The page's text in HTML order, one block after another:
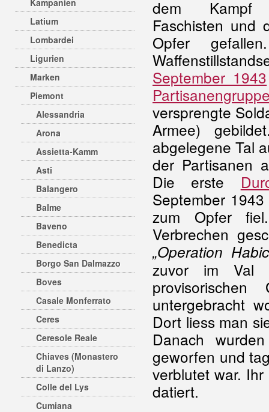
Kampanien
Latium
Lombardei
Ligurien
Marken
Piemont
Alessandria
Arona
Assietta-Kamm
Asti
Balangero
Balme
Baveno
Benedicta
Borgo San Dalmazzo
Boves
Casale Monferrato
Ceres
Ceresole Reale
Chiaves (Monastero
di Lanzo)
Colle del Lys
Cumiana
dem Kampf
Faschisten und
Opfer
September 1943
versprengte
Armee)
abgelegene Tal
der Partisanen
Die erste
September 1
zum Opfer
Verbrechen
„Operation
zuvor im Val
untergebracht
Dort liess man
Danach
geworfen und
verblutet war.
datiert.